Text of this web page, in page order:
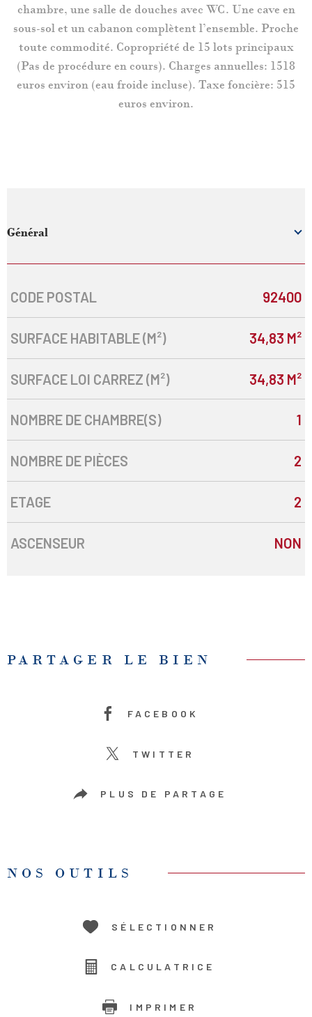
chambre, une salle de douches avec WC. Une cave en
sous-sol et un cabanon complètent l’ensemble. Proche
toute commodité. Copropriété de 15 lots principaux
(Pas de procédure en cours). Charges annuelles: 1518
euros environ (eau froide incluse). Taxe foncière: 515
euros environ.
Général
Caractérisque Valeurs
CODE POSTAL 92400
SURFACE HABITABLE (M²) 34,83 M²
SURFACE LOI CARREZ (M²) 34,83 M²
NOMBRE DE CHAMBRE(S) 1
NOMBRE DE PIÈCES 2
ETAGE 2
ASCENSEUR NON
PARTAGER LE BIEN
FACEBOOK
TWITTER
PLUS DE PARTAGE
NOS OUTILS
SÉLECTIONNER
CALCULATRICE
IMPRIMER